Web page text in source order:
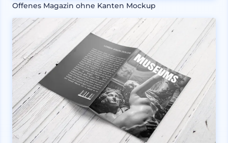
Offenes Magazin ohne Kanten Mockup